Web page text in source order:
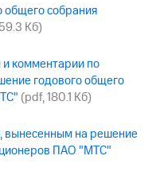
общего собрания
Кб)
комментарии по
годового общего
(pdf, 180.1 Кб)
вынесенным на решение
ПАО "МТС"